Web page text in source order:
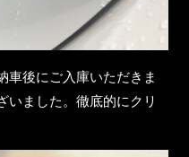
車後にご入庫いただきま
いました。徹底的にクリ